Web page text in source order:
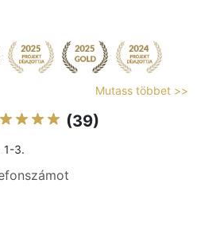
Mutass többet >>
(39)
1-3.